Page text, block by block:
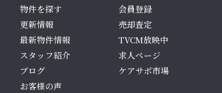
物件を探す
更新情報
最新物件情報
スタッフ紹介
ブログ
お客様の声
会員登録
売却査定
TVCM放映中
求人ページ
ケアサポ市場